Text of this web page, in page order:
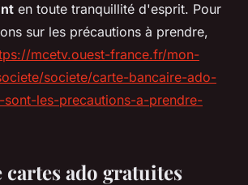
en toute tranquillité d'esprit. Pour
sur les précautions à prendre,
mcetv.ouest-france.fr/mon-
societe/carte-bancaire-ado-
sont-les-precautions-a-prendre-
cartes ado gratuites